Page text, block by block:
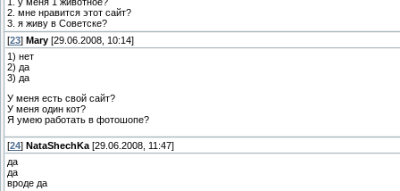
2. мне нравится этот сайт?
3. я живу в Советске?
[23] Mary [29.06.2008, 10:14]
1) нет
2) да
3) да
У меня есть свой сайт?
У меня один кот?
Я умею работать в фотошопе?
[24] NataShechKa [29.06.2008, 11:47]
да
да
вроде да